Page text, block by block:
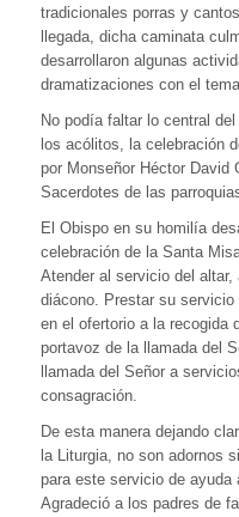
tradicionales porras y
llegada, dicha caminata
desarrollaron algunas
dramatizaciones con el
No podía faltar lo central
los acólitos, la celebración
por Monseñor Héctor David
Sacerdotes de las
El Obispo en su homilía
celebración de la Santa
Atender al servicio del
diácono. Prestar su
en el ofertorio a la recogida
portavoz de la llamada del
llamada del Señor a
consagración.
De esta manera dejando
la Liturgia, no son adornos
para este servicio de ayuda
Agradeció a los padres de